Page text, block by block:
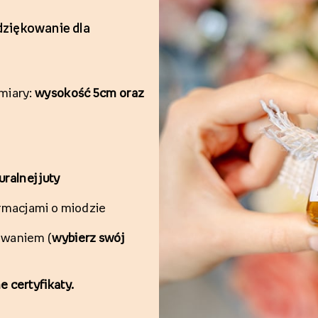
dla
wysokość 5cm oraz
juty
o miodzie
(wybierz swój
certyfikaty.